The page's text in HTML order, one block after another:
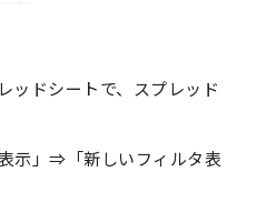
ッドシートで、スプレッド
示」⇒「新しいフィルタ表